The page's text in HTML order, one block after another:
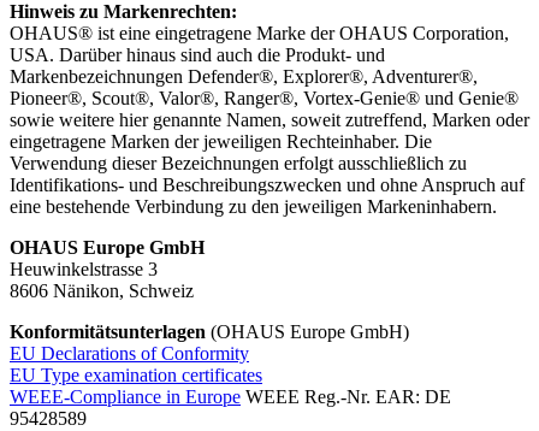
Hinweis zu Markenrechten:
OHAUS® ist eine eingetragene Marke der OHAUS Corporation,
USA. Darüber hinaus sind auch die Produkt- und
Markenbezeichnungen Defender®, Explorer®, Adventurer®,
Pioneer®, Scout®, Valor®, Ranger®, Vortex-Genie® und Genie®
sowie weitere hier genannte Namen, soweit zutreffend, Marken oder
eingetragene Marken der jeweiligen Rechteinhaber. Die
Verwendung dieser Bezeichnungen erfolgt ausschließlich zu
Identifikations- und Beschreibungszwecken und ohne Anspruch auf
eine bestehende Verbindung zu den jeweiligen Markeninhabern.
OHAUS Europe GmbH
Heuwinkelstrasse 3
8606 Nänikon, Schweiz
Konformitätsunterlagen (OHAUS Europe GmbH)
EU Declarations of Conformity
EU Type examination certificates
WEEE-Compliance in Europe WEEE Reg.-Nr. EAR: DE
95428589